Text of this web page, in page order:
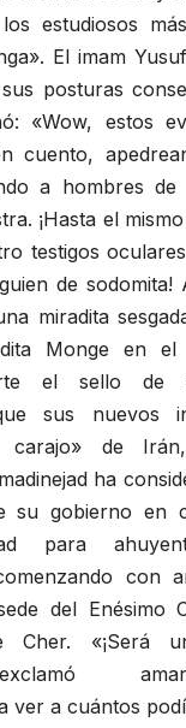
estudiosos
El imam
posturas
«Wow, estos
cuento,
a hombres de
¡Hasta el
testigos
de sodomita!
miradita
Monge en
el sello de
sus nuevos
carajo» de
ha
su gobierno en
para
con
del Enésimo
Cher. «¡Será
ver a cuántos